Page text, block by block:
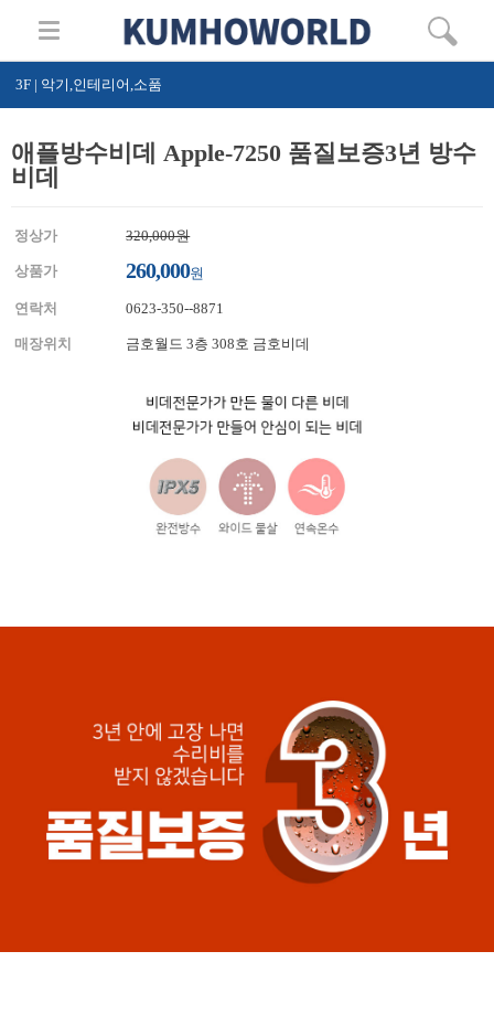
3F | 악기,인테리어,소품
애플방수비데 Apple-7250 품질보증3년 방수
비데
정상가 320,000원
상품가 260,000원
연락처 0623-350--8871
매장위치 금호월드 3층 308호 금호비데